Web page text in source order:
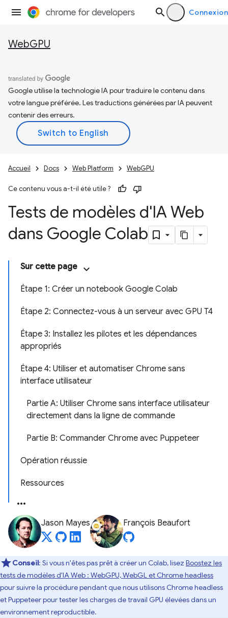
Connexion
WebGPU
Google utilise la technologie IA pour traduire le contenu dans
votre langue préférée. Les traductions générées par IA peuvent
contenir des erreurs.
Accueil Docs Web Platform WebGPU
Ce contenu vous a-t-il été utile ?
Tests de modèles d'IA Web
dans Google Colab
Sur cette page
Étape 1: Créer un notebook Google Colab
Étape 2: Connectez-vous à un serveur avec GPU T4
Étape 3: Installez les pilotes et les dépendances
appropriés
Étape 4: Utiliser et automatiser Chrome sans
interface utilisateur
Partie A: Utiliser Chrome sans interface utilisateur
directement dans la ligne de commande
Partie B: Commander Chrome avec Puppeteer
Opération réussie
Ressources
Jason Mayes François Beaufort
Conseil: Si vous n'êtes pas prêt à créer un Colab, lisez Boostez les
tests de modèles d'IA Web : WebGPU, WebGL et Chrome headless
pour suivre la procédure pendant que nous utilisons Chrome headless
et Puppeteer pour tester les charges de travail GPU élevées dans un
environnement reproductible.